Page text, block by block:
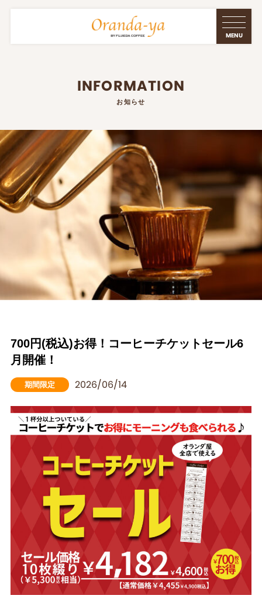
INFORMATION
お知らせ
700円(税込)お得！コーヒーチケットセール6
月開催！
期間限定 2026/06/14